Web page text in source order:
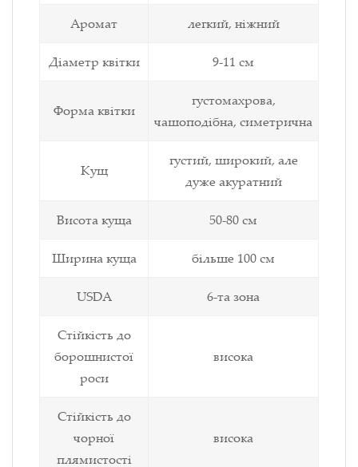
Аромат легкий, ніжний
Діаметр квітки 9-11 см
Форма квітки
густомахрова,
чашоподібна, симетрична
Кущ
густий, широкий, але
дуже акуратний
Висота куща 50-80 см
Ширина куща більше 100 см
USDA 6-та зона
Стійкість до
борошнистої
роси
висока
Стійкість до
чорної
плямистості
висока